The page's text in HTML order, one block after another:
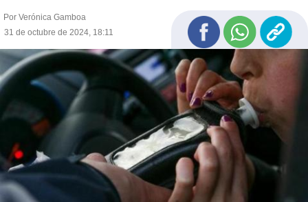
Por Verónica Gamboa
31 de octubre de 2024, 18:11